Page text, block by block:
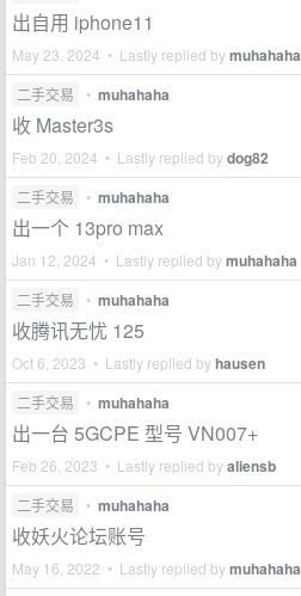
出自用 iphone11
May 23, 2024 • Lastly replied bymuhahaha
二手交易 • muhahaha
收 Master3s
Feb 20, 2024 • Lastly replied bydog82
二手交易 • muhahaha
出一个 13pro max
Jan 12, 2024 • Lastly replied bymuhahaha
二手交易 • muhahaha
收腾讯无忧 125
Oct 6, 2023 • Lastly replied byhausen
二手交易 • muhahaha
出一台 5GCPE 型号 VN007+
Feb 26, 2023 • Lastly replied byaliensb
二手交易 • muhahaha
收妖火论坛账号
May 16, 2022 • Lastly replied bymuhahaha